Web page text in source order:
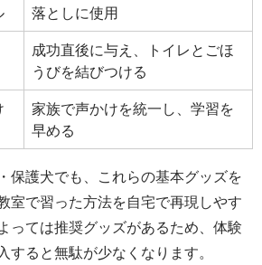
落としに使用
成功直後に与え、トイレとごほ
うびを結びつける
家族で声かけを統一し、学習を
早める
保護犬でも、これらの基本グッズを
室で習った方法を自宅で再現しやす
っては推奨グッズがあるため、体験
すると無駄が少なくなります。